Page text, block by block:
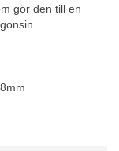
gör den till en